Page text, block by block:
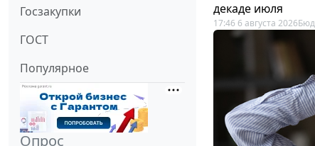
Госзакупки
ГОСТ
Популярное
Опрос
декаде июля
17:46 6 августа 2026